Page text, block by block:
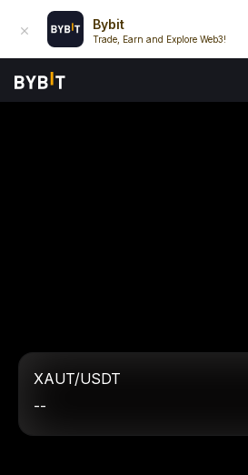
Bybit
Trade, Earn and Explore Web3!
XAUT/USDT
--